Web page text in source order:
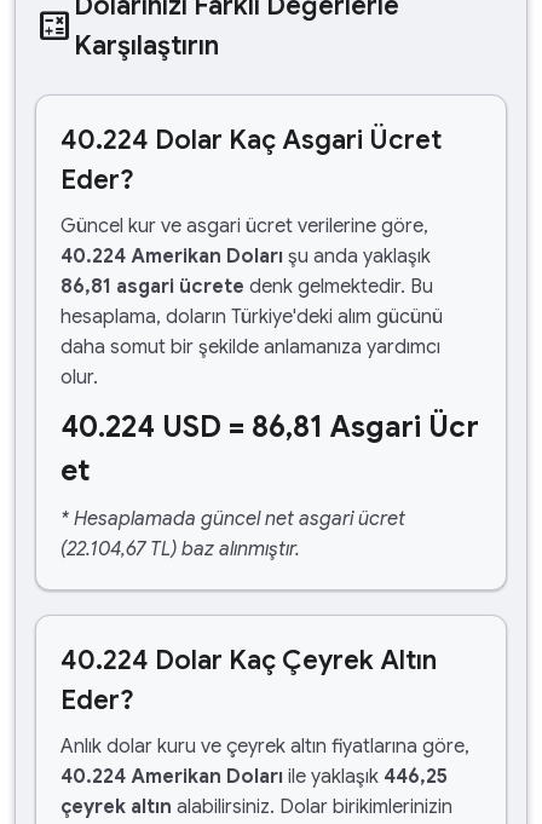
calculate Karşılaştırın
40.224 Dolar Kaç Asgari Ücret
Eder?
Güncel kur ve asgari ücret verilerine göre,
40.224 Amerikan Doları şu anda yaklaşık
86,81 asgari ücrete denk gelmektedir. Bu
hesaplama, doların Türkiye'deki alım gücünü
daha somut bir şekilde anlamanıza yardımcı
olur.
40.224 USD = 86,81 Asgari Ücr
et
* Hesaplamada güncel net asgari ücret
(22.104,67 TL) baz alınmıştır.
40.224 Dolar Kaç Çeyrek Altın
Eder?
Anlık dolar kuru ve çeyrek altın fiyatlarına göre,
40.224 Amerikan Doları ile yaklaşık 446,25
çeyrek altın alabilirsiniz. Dolar birikimlerinizin